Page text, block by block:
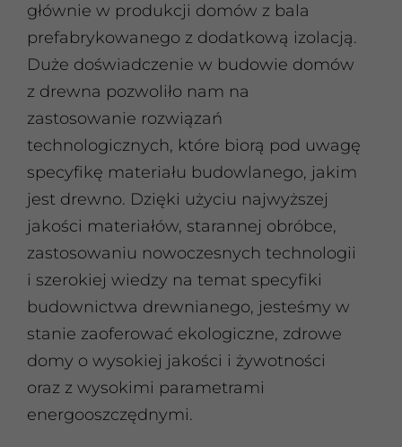
głównie w produkcji domów z bala
prefabrykowanego z dodatkową izolacją.
Duże doświadczenie w budowie domów
z drewna pozwoliło nam na
zastosowanie rozwiązań
technologicznych, które biorą pod uwagę
specyfikę materiału budowlanego, jakim
jest drewno. Dzięki użyciu najwyższej
jakości materiałów, starannej obróbce,
zastosowaniu nowoczesnych technologii
i szerokiej wiedzy na temat specyfiki
budownictwa drewnianego, jesteśmy w
stanie zaoferować ekologiczne, zdrowe
domy o wysokiej jakości i żywotności
oraz z wysokimi parametrami
energooszczędnymi.